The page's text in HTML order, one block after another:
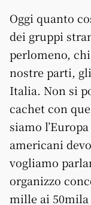
Oggi quanto
dei gruppi
perlomeno,
nostre parti,
Italia. Non si
cachet con
siamo
americani
vogliamo
organizzo
mille ai